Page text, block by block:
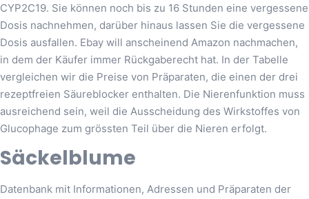
CYP2C19. Sie können noch bis zu 16 Stunden eine vergessene
Dosis nachnehmen, darüber hinaus lassen Sie die vergessene
Dosis ausfallen. Ebay will anscheinend Amazon nachmachen,
in dem der Käufer immer Rückgaberecht hat. In der Tabelle
vergleichen wir die Preise von Präparaten, die einen der drei
rezeptfreien Säureblocker enthalten. Die Nierenfunktion muss
ausreichend sein, weil die Ausscheidung des Wirkstoffes von
Glucophage zum grössten Teil über die Nieren erfolgt.
Säckelblume
Datenbank mit Informationen, Adressen und Präparaten der